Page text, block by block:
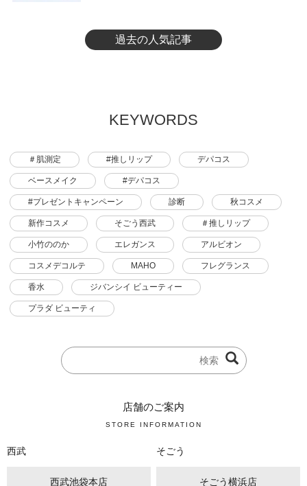
過去の人気記事
KEYWORDS
＃肌測定 #推しリップ デパコス
ベースメイク #デパコス
#プレゼントキャンペーン 診断 秋コスメ
新作コスメ そごう西武 ＃推しリップ
小竹ののか エレガンス アルビオン
コスメデコルテ MAHO フレグランス
香水 ジバンシイ ビューティー
プラダ ビューティ
店舗のご案内
STORE INFORMATION
西武
西武池袋本店
そごう
そごう横浜店